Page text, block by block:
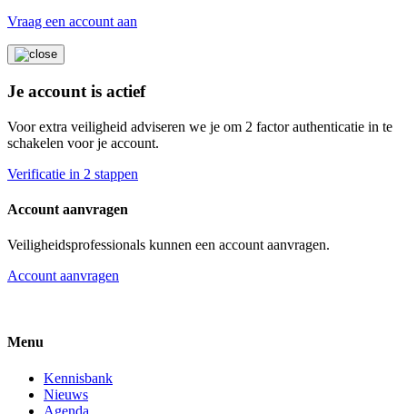
Vraag een account aan
Je account is actief
Voor extra veiligheid adviseren we je om 2 factor authenticatie in te
schakelen voor je account.
Verificatie in 2 stappen
Account aanvragen
Veiligheidsprofessionals kunnen een account aanvragen.
Account aanvragen
Menu
Kennisbank
Nieuws
Agenda